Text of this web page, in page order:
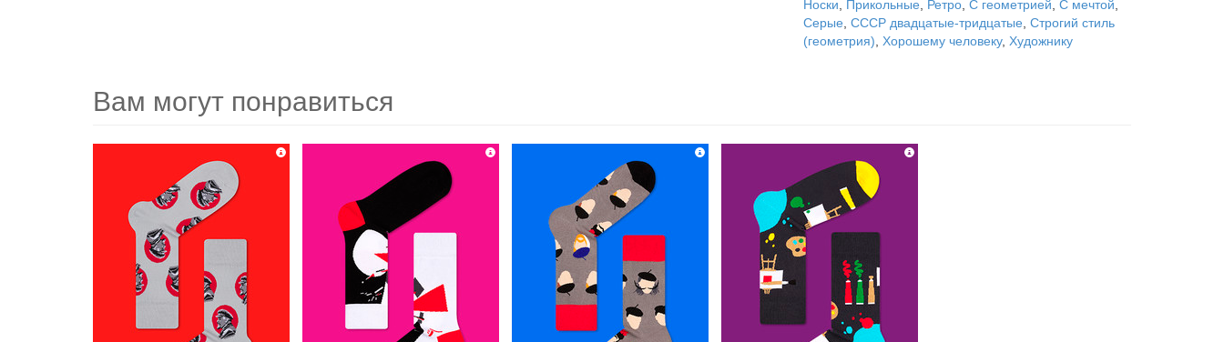
Носки
Прикольные Ретро С геометрией С мечтой
Серые СССР двадцатые-тридцатые Строгий стиль
(геометрия)
Хорошему человеку, Художнику
Вам могут понравиться